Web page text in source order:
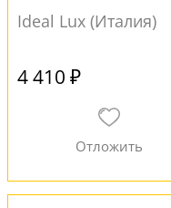
Ideal Lux (Италия)
4 410 ₽